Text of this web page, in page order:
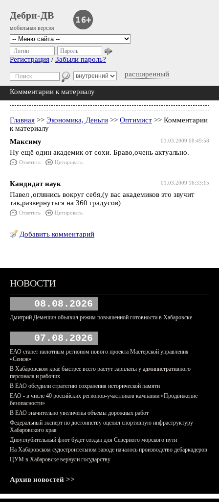
Дебри-ДВ
мобильная версия
расширенный
Логин Пароль
Регистрация / Забыли пароль?
Комментарии к материалу
Главная >> Экономика, Деньги >> Оптимист >> Комментарии
к материалу
01.03.2009 08:49:58
Максиму
Ну ещё один академик от сохи. Браво,очень актуально.
Ответить Цитировать
01.03.2009 16:33:15
Кандидат наук
Павел ,оглянись вокруг себя,(у вас академиков это звучит
так,развернуться на 360 градусов)
Ответить Цитировать
Добавить комментарий
НОВОСТИ
08.08.2026
Дмитрий Демешин объявил режим повышенной готовности в Хабаровске
07.08.2026
ЕАО станет пилотным регионом нового проекта Мастерской управления
«Сенеж»
В Хабаровском крае быстрее всего растут зарплаты у административного
персонала и рабочих
В ЕАО обсудили стратегию сохранения исторической памяти
ЕАО - в числе 40 российских регионов-участников кампании «Продвижение
безопасности»
В ЕАО значительно увеличены объемы дорожных работ
Федеральный эксперт по достоинству оценил спортивную инфраструктуру
Хабаровского края
Дноуглубительный флот будет создан для Северного морского пути
На Хабаровском судостроительном заводе началось производство дебаркадеров
ЦУМ в Хабаровске вернули государству
Архив новостей >>